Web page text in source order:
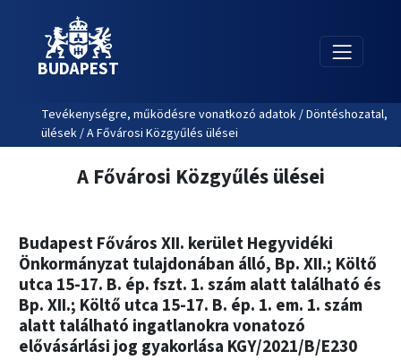
BUDAPEST
Tevékenységre, működésre vonatkozó adatok / Döntéshozatal,
ülések / A Fővárosi Közgyűlés ülései
A Fővárosi Közgyűlés ülései
Budapest Főváros XII. kerület Hegyvidéki
Önkormányzat tulajdonában álló, Bp. XII.; Költő
utca 15-17. B. ép. fszt. 1. szám alatt található és
Bp. XII.; Költő utca 15-17. B. ép. 1. em. 1. szám
alatt található ingatlanokra vonatozó
elővásárlási jog gyakorlása KGY/2021/B/E230